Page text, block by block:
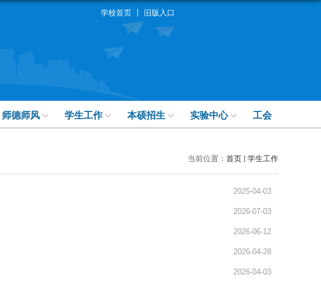
学校首页 旧版入口
师德师风 学生工作 本硕招生 实验中心 工会
当前位置： 首页 学生工作
2025-04-03
2026-07-03
2026-06-12
2026-04-28
2026-04-03